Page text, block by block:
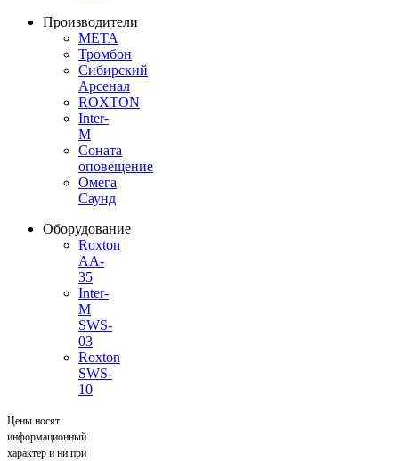
Производители
МЕТА
Тромбон
Сибирский
Арсенал
ROXTON
Inter-
M
Соната
оповещение
Омега
Саунд
Оборудование
Roxton
AA-
35
Inter-
M
SWS-
03
Roxton
SWS-
10
Цены носят
информационный
характер и ни при